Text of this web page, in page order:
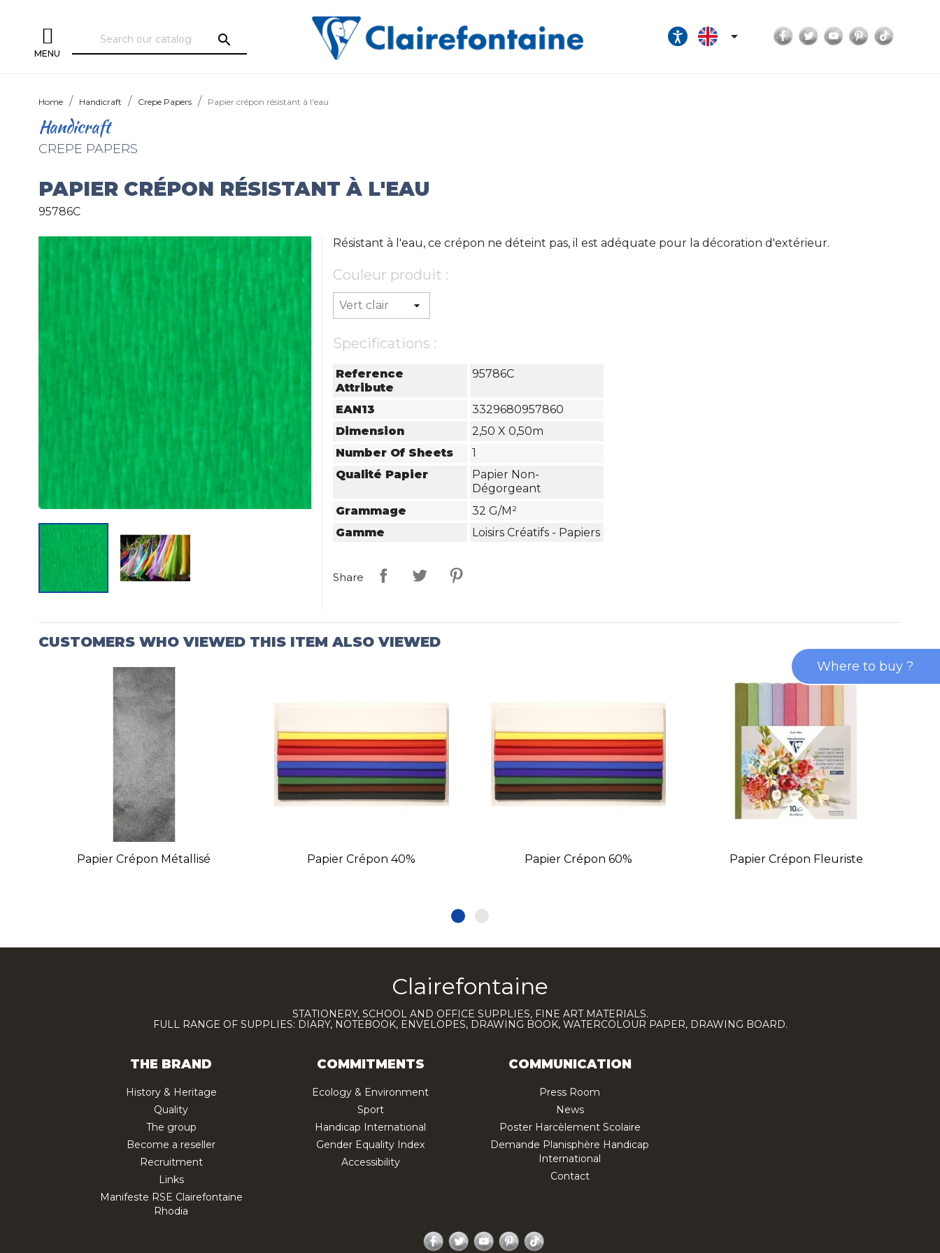
MENU
search  Facebook
TwitterYouTubePinterest
Home Handicraft Crepe Papers Papier crépon résistant à l'eau
Handicraft
CREPE PAPERS
PAPIER CRÉPON RÉSISTANT À L'EAU
95786C
Résistant à l'eau, ce crépon ne déteint pas, il est adéquate pour la décoration d'extérieur.
Couleur produit :
Specifications :
Reference
Attribute
95786C
EAN13
3329680957860
Dimension
2,50 X 0,50m
Number Of Sheets
1
Qualité Papier
Papier Non-
Dégorgeant
Grammage
32 G/m²
Gamme
Loisirs Créatifs - Papiers
Share
CUSTOMERS WHO VIEWED THIS ITEM ALSO VIEWED
Papier Crépon Métallisé Papier Crépon 40% Papier Crépon 60% Papier Crépon Fleuriste
Clairefontaine
STATIONERY, SCHOOL AND OFFICE SUPPLIES, FINE ART MATERIALS.
FULL RANGE OF SUPPLIES: DIARY, NOTEBOOK, ENVELOPES, DRAWING BOOK, WATERCOLOUR PAPER, DRAWING BOARD.
THE BRAND
History & Heritage
Quality
The group
Become a reseller
Recruitment
Links
Manifeste RSE Clairefontaine
Rhodia
COMMITMENTS
Ecology & Environment
Sport
Handicap International
Gender Equality Index
Accessibility
COMMUNICATION
Press Room
News
Poster Harcèlement Scolaire
Demande Planisphère Handicap
International
Contact
Facebook
TwitterYouTubePinterest
Where to buy ?